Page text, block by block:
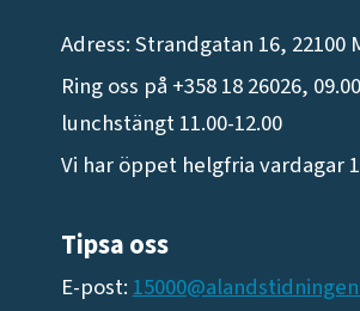
Adress: Strandgatan 16, 22100
Ring oss på +358 18 26026,
lunchstängt 11.00-12.00
Vi har öppet helgfria vardagar
Tipsa oss
E-post: